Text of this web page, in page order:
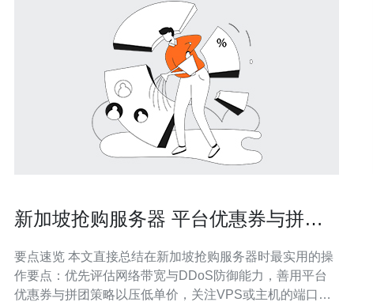
新加坡抢购服务器 平台优惠券与拼团
要点速览 本文直接总结在新加坡抢购服务器时最实用的操
作要点：优先评估网络带宽与DDoS防御能力，善用平台
优惠券与拼团策略以压低单价，关注VPS或主机的端口限